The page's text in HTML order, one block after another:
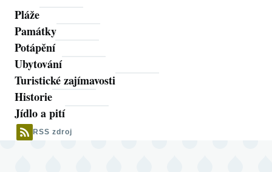
Pláže
Památky
Potápění
Ubytování
Turistické zajímavosti
Historie
Jídlo a pití
RSS zdroj